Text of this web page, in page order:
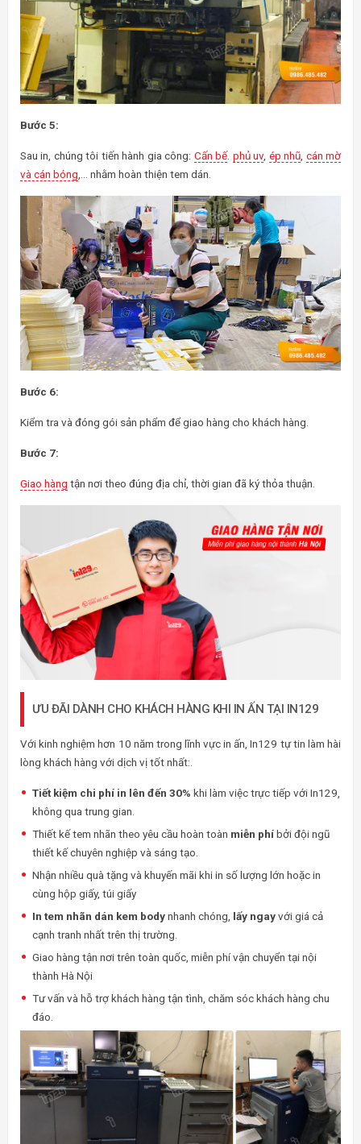
Bước 5:
Sau in, chúng tôi tiến hành gia công: Cấn bế. phủ uv, ép nhũ, cán mờ
và cán bóng,… nhằm hoàn thiện tem dán.
Bước 6:
Kiểm tra và đóng gói sản phẩm để giao hàng cho khách hàng.
Bước 7:
Giao hàng tận nơi theo đúng địa chỉ, thời gian đã ký thỏa thuận.
ƯU ĐÃI DÀNH CHO KHÁCH HÀNG KHI IN ẤN TẠI IN129
Với kinh nghiệm hơn 10 năm trong lĩnh vực in ấn, In129 tự tin làm hài
lòng khách hàng với dịch vị tốt nhất:.
Tiết kiệm chi phí in lên đến 30% khi làm việc trực tiếp với In129,
không qua trung gian.
Thiết kế tem nhãn theo yêu cầu hoàn toàn miễn phíbởi đội ngũ
thiết kế chuyên nghiệp và sáng tạo.
Nhận nhiều quà tặng và khuyến mãi khi in số lượng lớn hoặc in
cùng hộp giấy, túi giấy
In tem nhãn dán kem bodynhanh chóng, lấy ngayvới giá cả
cạnh tranh nhất trên thị trường.
Giao hàng tận nơi trên toàn quốc, miễn phí vận chuyển tại nội
thành Hà Nội
Tư vấn và hỗ trợ khách hàng tận tình, chăm sóc khách hàng chu
đáo.